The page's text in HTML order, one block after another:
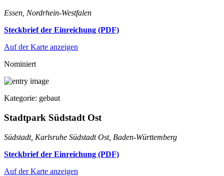
Essen, Nordrhein-Westfalen
Steckbrief der Einreichung (PDF)
Auf der Karte anzeigen
Nominiert
Kategorie: gebaut
Stadtpark Südstadt Ost
Südstadt, Karlsruhe Südstadt Ost, Baden-Württemberg
Steckbrief der Einreichung (PDF)
Auf der Karte anzeigen